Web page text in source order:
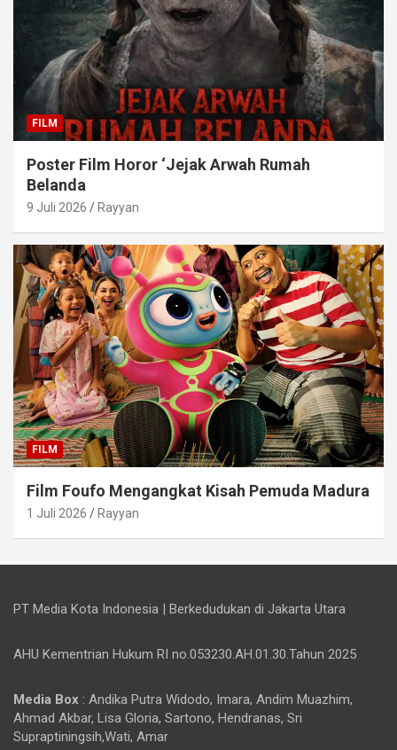
FILM
Poster Film Horor ‘Jejak Arwah Rumah
Belanda
9 Juli 2026 Rayyan
FILM
Film Foufo Mengangkat Kisah Pemuda Madura
1 Juli 2026 Rayyan
PT Media Kota Indonesia | Berkedudukan di Jakarta Utara
AHU Kementrian Hukum RI no.053230.AH.01.30.Tahun 2025
Media Box : Andika Putra Widodo, Imara, Andim Muazhim,
Ahmad Akbar, Lisa Gloria, Sartono, Hendranas, Sri
Supraptiningsih,Wati, Amar